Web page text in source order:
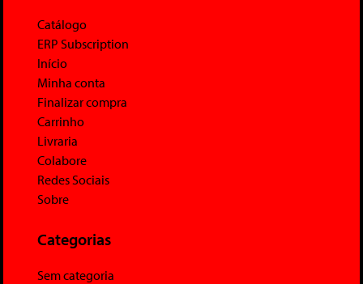
Catálogo
ERP Subscription
Início
Minha conta
Finalizar compra
Carrinho
Livraria
Colabore
Redes Sociais
Sobre
Categorias
Sem categoria